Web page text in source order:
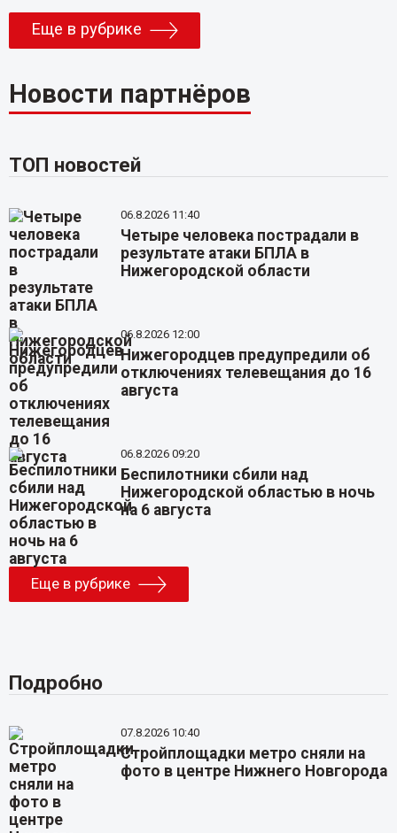
Еще в рубрике
Новости партнёров
ТОП новостей
06.8.2026 11:40
Четыре человека пострадали в
результате атаки БПЛА в
Нижегородской области
06.8.2026 12:00
Нижегородцев предупредили об
отключениях телевещания до 16
августа
06.8.2026 09:20
Беспилотники сбили над
Нижегородской областью в ночь
на 6 августа
Еще в рубрике
Подробно
07.8.2026 10:40
Стройплощадки метро сняли на
фото в центре Нижнего Новгорода